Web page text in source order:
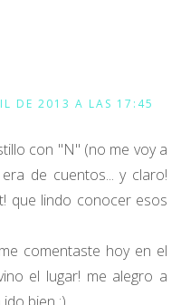
DE 2013 A LAS 17:45
con "N" (no me voy a
de cuentos... y claro!
que lindo conocer esos
comentaste hoy en el
el lugar! me alegro a